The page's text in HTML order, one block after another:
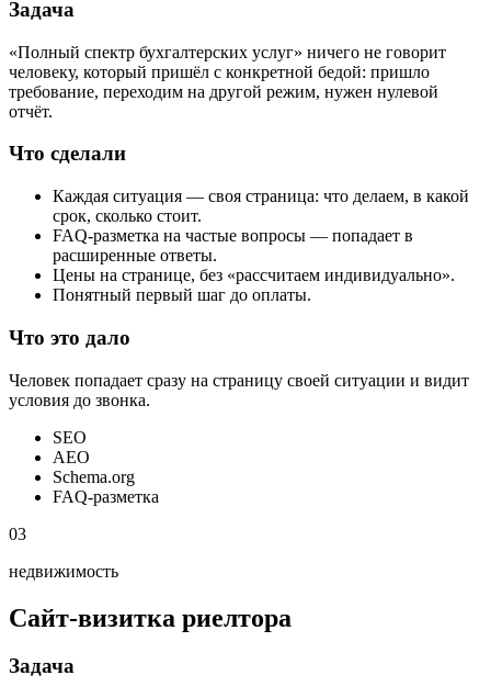
Задача
«Полный спектр бухгалтерских услуг» ничего не говорит
человеку, который пришёл с конкретной бедой: пришло
требование, переходим на другой режим, нужен нулевой
отчёт.
Что сделали
Каждая ситуация — своя страница: что делаем, в какой
срок, сколько стоит.
FAQ-разметка на частые вопросы — попадает в
расширенные ответы.
Цены на странице, без «рассчитаем индивидуально».
Понятный первый шаг до оплаты.
Что это дало
Человек попадает сразу на страницу своей ситуации и видит
условия до звонка.
SEO
AEO
Schema.org
FAQ-разметка
03
недвижимость
Сайт-визитка риелтора
Задача